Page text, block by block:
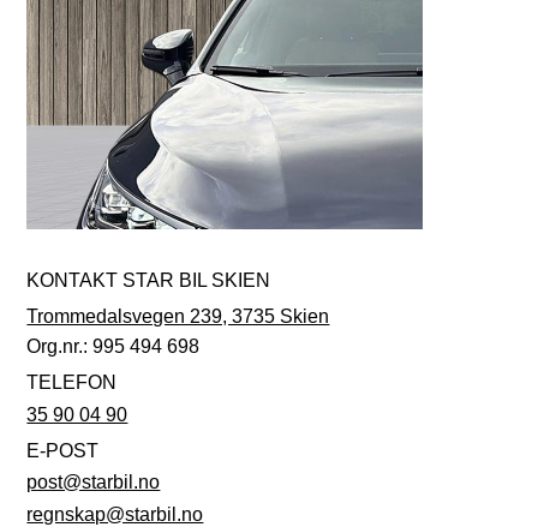
KONTAKT STAR BIL SKIEN
Trommedalsvegen 239, 3735 Skien
Org.nr.: 995 494 698
TELEFON
35 90 04 90
E-POST
post@starbil.no
regnskap@starbil.no